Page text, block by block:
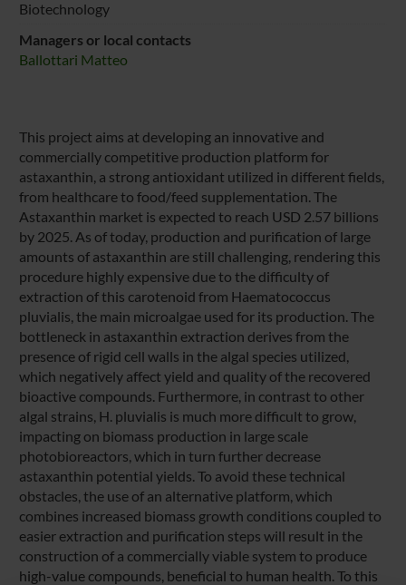
Biotechnology
Managers or local contacts
Ballottari Matteo
This project aims at developing an innovative and
commercially competitive production platform for
astaxanthin, a strong antioxidant utilized in different fields,
from healthcare to food/feed supplementation. The
Astaxanthin market is expected to reach USD 2.57 billions
by 2025. As of today, production and purification of large
amounts of astaxanthin are still challenging, rendering this
procedure highly expensive due to the difficulty of
extraction of this carotenoid from Haematococcus
pluvialis, the main microalgae used for its production. The
bottleneck in astaxanthin extraction derives from the
presence of rigid cell walls in the algal species utilized,
which negatively affect yield and quality of the recovered
bioactive compounds. Furthermore, in contrast to other
algal strains, H. pluvialis is much more difficult to grow,
impacting on biomass production in large scale
photobioreactors, which in turn further decrease
astaxanthin potential yields. To avoid these technical
obstacles, the use of an alternative platform, which
combines increased biomass growth conditions coupled to
easier extraction and purification steps will result in the
construction of a commercially viable system to produce
high-value compounds, beneficial to human health. To this